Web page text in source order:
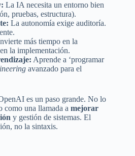
La IA necesita un entorno bien
pruebas, estructura).
La autonomía exige auditoría.
más tiempo en la
la implementación.
Aprende a ‘programar
avanzado para el
es un paso grande. No lo
como una llamada a mejorar
y gestión de sistemas. El
no la sintaxis.